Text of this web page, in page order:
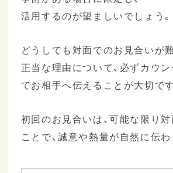
活用するのが望ましいでしょう。
どうしても対面でのお見合いが
正当な理由について、必ずカウ
てお相手へ伝えることが大切です
初回のお見合いは、可能な限り
ことで、誠意や熱量が自然に伝わ